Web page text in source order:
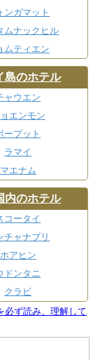
ンガマット
ムナックヒル
ムティエン
島のホテル
ャウエン
エンモン
ープット
ラマイ
マエナム
内のホテル
コータイ
チャナブリ
ホアヒン
ドンタニ
クラビ